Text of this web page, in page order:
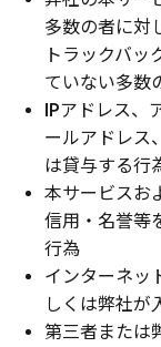
多数の者に対
トラックバッ
ていない多数
IPアドレス、
ールアドレス
は貸与する行
本サービスお
信用・名誉等
行為
インターネッ
しくは弊社が
第三者または